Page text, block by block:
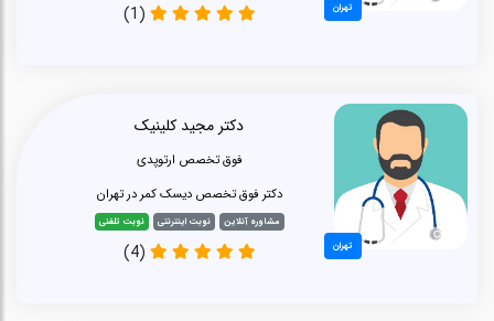
تهران (1)
تهران
دکتر مجید کلینیک
فوق تخصص ارتوپدی
دکتر فوق تخصص دیسک کمر در تهران
مشاوره آنلاین نوبت اینترنتی نوبت تلفنی
(4)